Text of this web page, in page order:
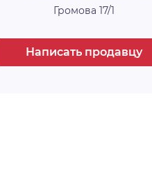
Громова 17/1
Написать продавцу